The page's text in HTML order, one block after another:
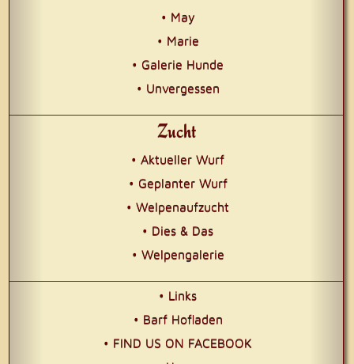
• May
• Marie
• Galerie Hunde
• Unvergessen
Zucht
• Aktueller Wurf
• Geplanter Wurf
• Welpenaufzucht
• Dies & Das
• Welpengalerie
• Links
• Barf Hofladen
• FIND US ON FACEBOOK